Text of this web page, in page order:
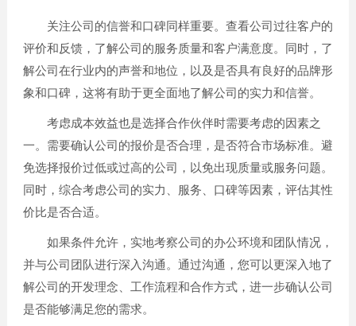
关注公司的信誉和口碑同样重要。查看公司过往客户的
评价和反馈，了解公司的服务质量和客户满意度。同时，了
解公司在行业内的声誉和地位，以及是否具有良好的品牌形
象和口碑，这将有助于更全面地了解公司的实力和信誉。
考虑成本效益也是选择合作伙伴时需要考虑的因素之
一。需要确认公司的报价是否合理，是否符合市场标准。避
免选择报价过低或过高的公司，以免出现质量或服务问题。
同时，综合考虑公司的实力、服务、口碑等因素，评估其性
价比是否合适。
如果条件允许，实地考察公司的办公环境和团队情况，
并与公司团队进行深入沟通。通过沟通，您可以更深入地了
解公司的开发理念、工作流程和合作方式，进一步确认公司
是否能够满足您的需求。